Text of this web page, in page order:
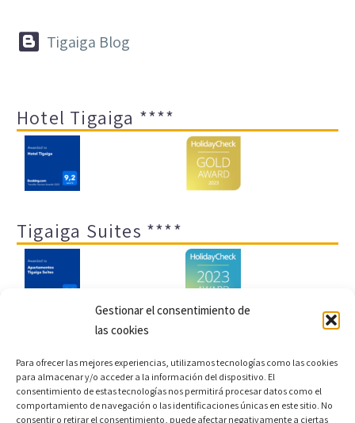
Gestionar el consentimiento de
las cookies
Para ofrecer las mejores experiencias, utilizamos tecnologías como las cookies
para almacenar y/o acceder a la información del dispositivo. El
consentimiento de estas tecnologías nos permitirá procesar datos como el
comportamiento de navegación o las identificaciones únicas en este sitio. No
consentir o retirar el consentimiento, puede afectar negativamente a ciertas

 Tigaiga Blog
Hotel Tigaiga ****
Tigaiga Suites ****
Aviso legal y política de privacidad
Transparencia
Cookies
Sitemap Política de cookies (UE)